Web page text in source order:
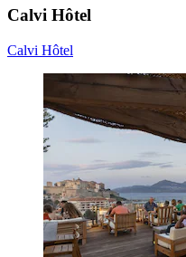
Calvi Hôtel
Calvi Hôtel